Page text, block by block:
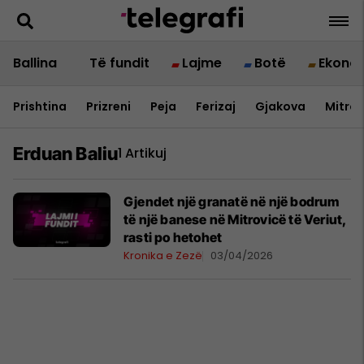
Ballina Të fundit Lajme Botë
Prishtina Prizreni Peja Ferizaj Gjakova
Erduan Baliu1 Artikuj
Gjendet një granatë në një bodrum
të një banese në Mitrovicë të Veriut,
rasti po hetohet
Kronika e Zezë 03/04/2026